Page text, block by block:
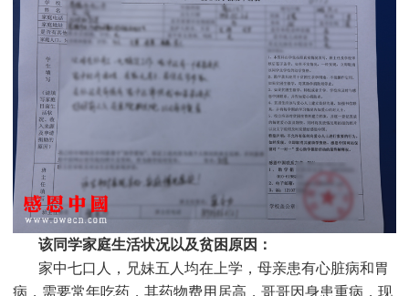
该同学家庭生活状况以及贫困原因：
家中七口人，兄妹五人均在上学，母亲患有心脏病和胃
病，需要常年吃药，其药物费用居高，哥哥因身患重病，现